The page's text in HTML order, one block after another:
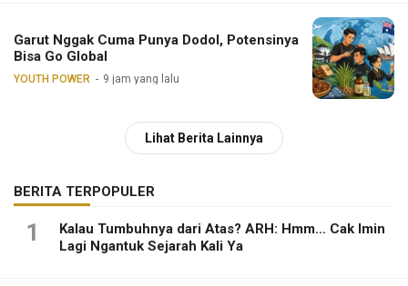
Garut Nggak Cuma Punya Dodol, Potensinya
Bisa Go Global
YOUTH POWER 9 jam yang lalu
Lihat Berita Lainnya
BERITA TERPOPULER
1
Kalau Tumbuhnya dari Atas? ARH: Hmm… Cak Imin
Lagi Ngantuk Sejarah Kali Ya